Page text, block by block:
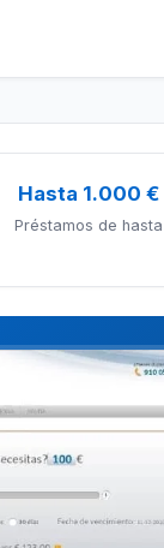
Hasta 1.000 €
Préstamos de hasta